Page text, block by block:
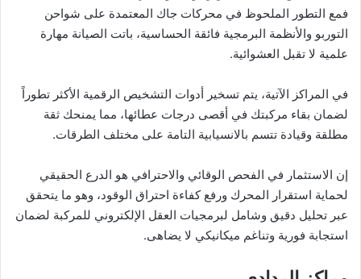
فمع التطور الملحوظ في محركات جاك المعتمدة على شواحن
التوربو والأنظمة البرمجية فائقة الحساسية، باتت الصيانة مهارة
علمية لا تقبل العشوائية.
في المراكز الآتية، يتم تسخير أدوات التشخيص الرقمية الأكثر تطوراً
لضمان بقاء مركبتك في أقصى درجات عطائها، مما يمنحك ثقة
مطلقة وقيادة تتسم بالانسيابية التامة على مختلف الطرقات.
​إن الاستثمار في الفحص الوقائي والاحترافي هو الدرع الحقيقي
لحماية استقرار المحرك ورفع كفاءة احتراق الوقود، وهو ما يتحقق
عبر تحليل دقيق وشامل لبرمجيات العقل الإلكتروني للمركبة لضمان
استجابة فورية وتناغم ميكانيكي لا يضاهى.